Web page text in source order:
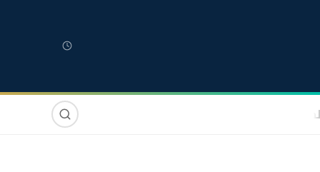
صوت وصورة